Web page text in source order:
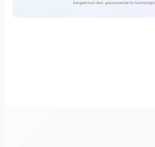
Aangedreven door geavanceerde AI-technologie